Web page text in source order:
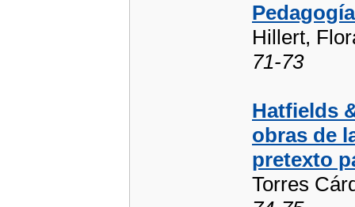
Hillert,
71-73
Hatfields
obras de
pretexto
Torres